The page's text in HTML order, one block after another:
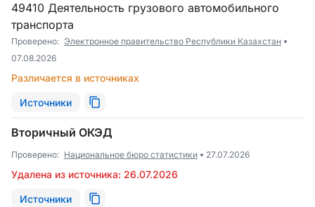
49410 Деятельность грузового автомобильного
транспорта
Проверено: Электронное правительство Республики Казахстан
07.08.2026
Различается в источниках
Источники
Вторичный ОКЭД
Проверено: Национальное бюро статистики 27.07.2026
Удалена из источника: 26.07.2026
Источники